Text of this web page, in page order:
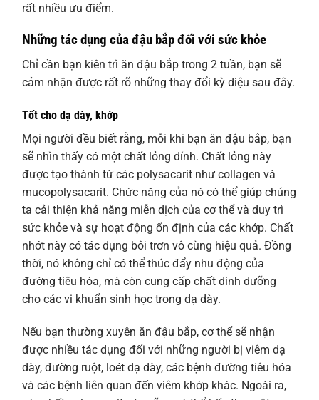
rất nhiều ưu điểm.
Những tác dụng của đậu bắp đối với sức khỏe
Chỉ cần bạn kiên trì ăn đậu bắp trong 2 tuần, bạn sẽ
cảm nhận được rất rõ những thay đổi kỳ diệu sau đây.
Tốt cho dạ dày, khớp
Mọi người đều biết rằng, mỗi khi bạn ăn đậu bắp, bạn
sẽ nhìn thấy có một chất lỏng dính. Chất lỏng này
được tạo thành từ các polysacarit như collagen và
mucopolysacarit. Chức năng của nó có thể giúp chúng
ta cải thiện khả năng miễn dịch của cơ thể và duy trì
sức khỏe và sự hoạt động ổn định của các khớp. Chất
nhớt này có tác dụng bôi trơn vô cùng hiệu quả. Đồng
thời, nó không chỉ có thể thúc đẩy nhu động của
đường tiêu hóa, mà còn cung cấp chất dinh dưỡng
cho các vi khuẩn sinh học trong dạ dày.
Nếu bạn thường xuyên ăn đậu bắp, cơ thể sẽ nhận
được nhiều tác dụng đối với những người bị viêm dạ
dày, đường ruột, loét dạ dày, các bệnh đường tiêu hóa
và các bệnh liên quan đến viêm khớp khác. Ngoài ra,